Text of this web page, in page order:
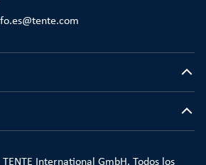
International GmbH. Todos los